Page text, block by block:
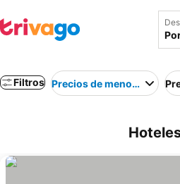
Filtros Precios de menor a mayor